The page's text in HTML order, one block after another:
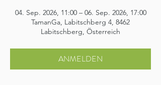
04. Sep. 2026, 11:00 – 06. Sep. 2026, 17:00
TamanGa, Labitschberg 4, 8462
Labitschberg, Österreich
ANMELDEN